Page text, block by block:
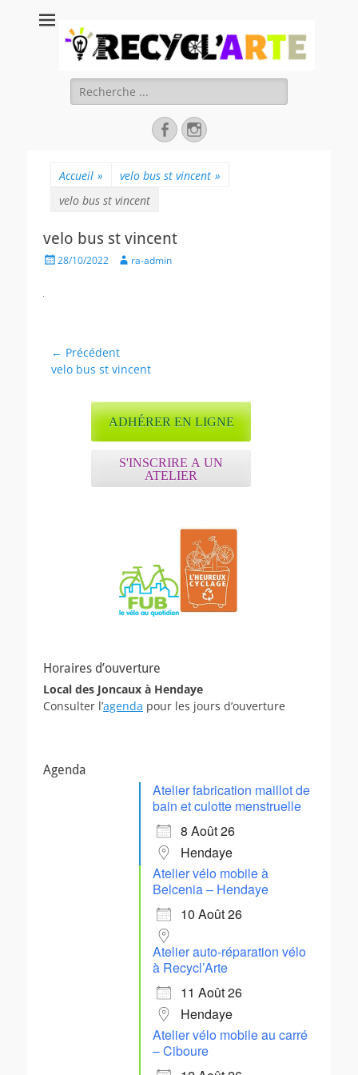
Recycl'Arte, faire
soi-même et
réduire les
déchets
Rechercher :
FacebookInstagram
Accueil » velo bus st vincent »
velo bus st vincent
velo bus st vincent
Posted28/10/2022 Authorra-admin
Navigation
de
← Précédent
Article
velo bus st vincent
ADHÉRER EN LIGNE
S'INSCRIRE A UN
ATELIER
Horaires d’ouverture
Local des Joncaux à Hendaye
Consulter l’agenda pour les jours d’ouverture
Agenda
Atelier fabrication maillot de
bain et culotte menstruelle
8 Août 26
Hendaye
Atelier vélo mobile à
Belcenia – Hendaye
10 Août 26
Atelier auto-réparation vélo
à Recycl’Arte
11 Août 26
Hendaye
Atelier vélo mobile au carré
– Ciboure